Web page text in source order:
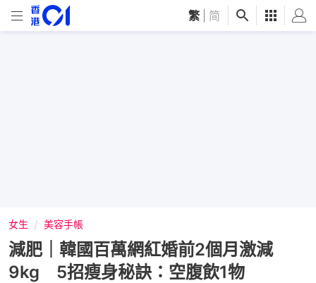
繁 简
女生 美容手帳
減肥｜韓國百萬網紅婚前2個月激減
9kg 5招瘦身秘訣：空腹飲1物